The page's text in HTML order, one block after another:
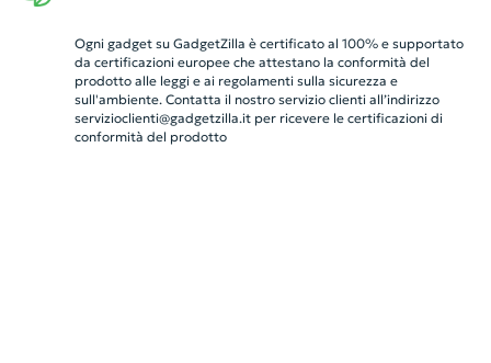
Ogni gadget su GadgetZilla è certificato al 100% e supportato
da certificazioni europee che attestano la conformità del
prodotto alle leggi e ai regolamenti sulla sicurezza e
sull'ambiente. Contatta il nostro servizio clienti all’indirizzo
servizioclienti@gadgetzilla.itper ricevere le certificazioni di
conformità del prodotto